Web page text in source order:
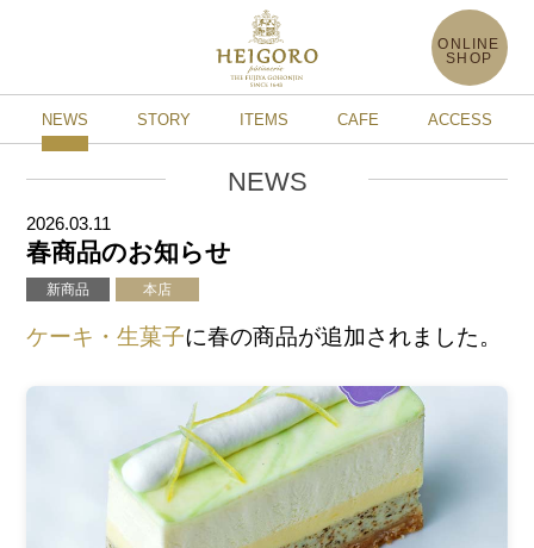
ONLINE
SHOP
NEWS STORY ITEMS CAFE ACCESS
NEWS
2026.03.11
春商品のお知らせ
新商品 本店
ケーキ・生菓子に春の商品が追加されました。